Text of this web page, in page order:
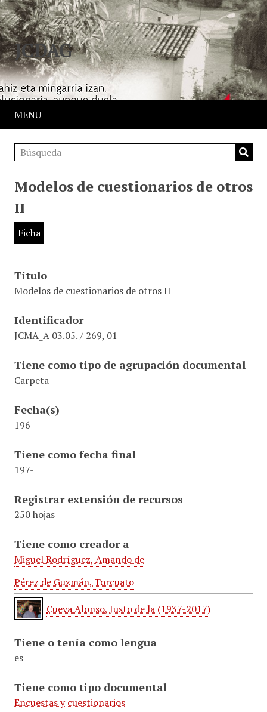
JCDAG
MENU
Modelos de cuestionarios de otros
II
Ficha
Título
Modelos de cuestionarios de otros II
Identificador
JCMA_A 03.05. / 269, 01
Tiene como tipo de agrupación documental
Carpeta
Fecha(s)
196-
Tiene como fecha final
197-
Registrar extensión de recursos
250 hojas
Tiene como creador a
Miguel Rodríguez, Amando de
Pérez de Guzmán, Torcuato
Cueva Alonso, Justo de la (1937-2017)
Tiene o tenía como lengua
es
Tiene como tipo documental
Encuestas y cuestionarios